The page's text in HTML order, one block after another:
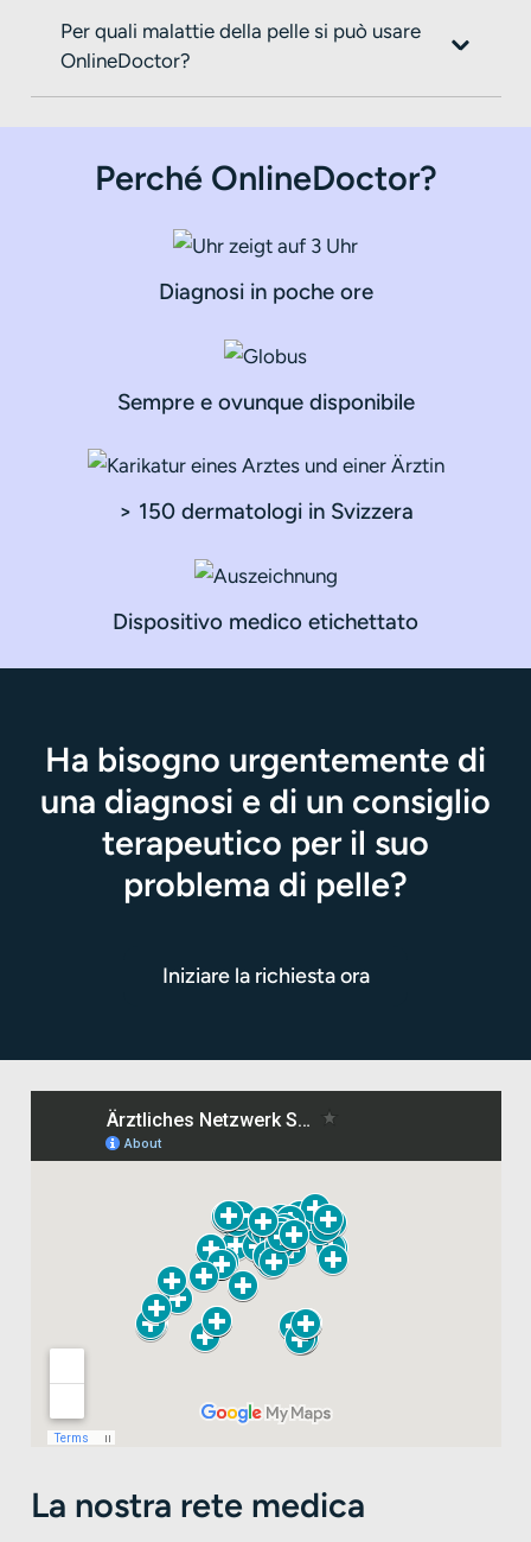
Per quali malattie della pelle si può usare
OnlineDoctor?
Perché OnlineDoctor?
Diagnosi in poche ore
Sempre e ovunque disponibile
> 150 dermatologi in Svizzera
Dispositivo medico etichettato
Ha bisogno urgentemente di
una diagnosi e di un consiglio
terapeutico per il suo
problema di pelle?
Iniziare la richiesta ora
La nostra rete medica